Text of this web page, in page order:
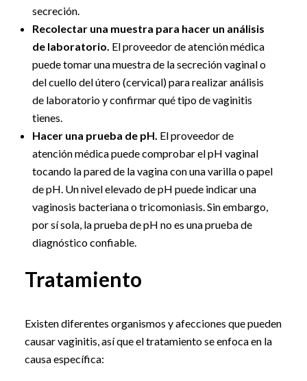
secreción.
Recolectar una muestra para hacer un análisis
de laboratorio. El proveedor de atención médica
puede tomar una muestra de la secreción vaginal o
del cuello del útero (cervical) para realizar análisis
de laboratorio y confirmar qué tipo de vaginitis
tienes.
Hacer una prueba de pH. El proveedor de
atención médica puede comprobar el pH vaginal
tocando la pared de la vagina con una varilla o papel
de pH. Un nivel elevado de pH puede indicar una
vaginosis bacteriana o tricomoniasis. Sin embargo,
por sí sola, la prueba de pH no es una prueba de
diagnóstico confiable.
Tratamiento
Existen diferentes organismos y afecciones que pueden
causar vaginitis, así que el tratamiento se enfoca en la
causa específica: